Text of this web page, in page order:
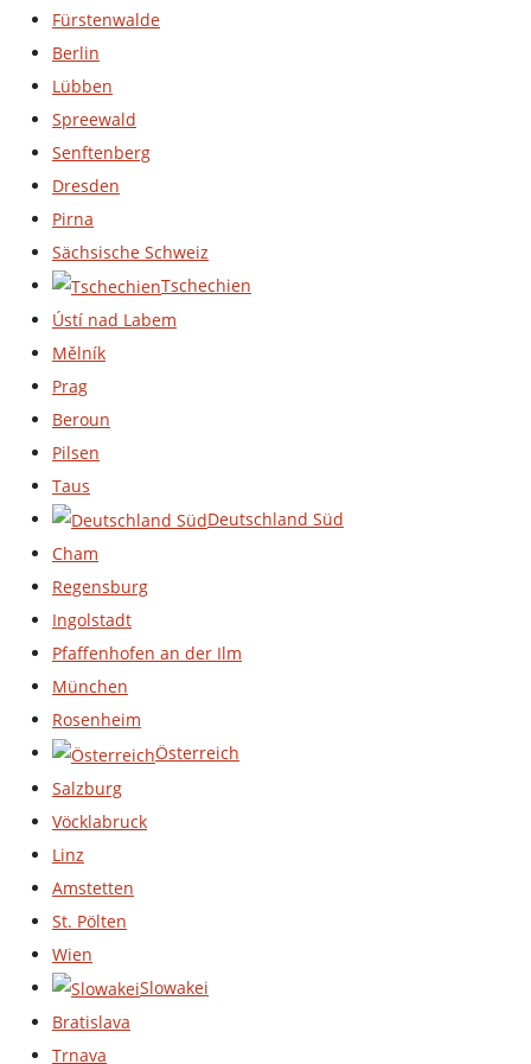
Fürstenwalde
Berlin
Lübben
Spreewald
Senftenberg
Dresden
Pirna
Sächsische Schweiz
Tschechien
Ústí nad Labem
Mělník
Prag
Beroun
Pilsen
Taus
Deutschland Süd
Cham
Regensburg
Ingolstadt
Pfaffenhofen an der Ilm
München
Rosenheim
Österreich
Salzburg
Vöcklabruck
Linz
Amstetten
St. Pölten
Wien
Slowakei
Bratislava
Trnava